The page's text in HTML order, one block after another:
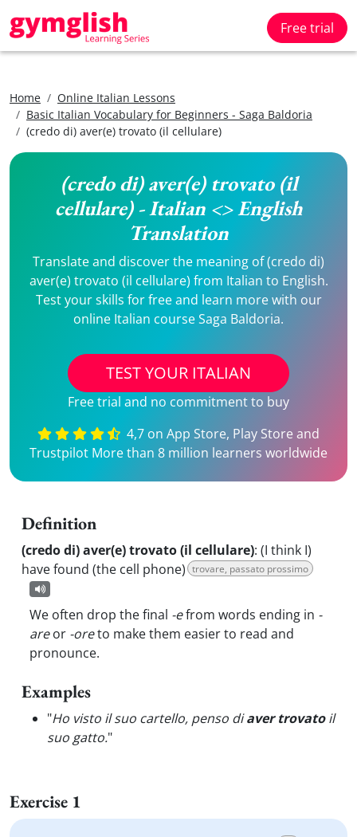
Free trial
Home
Online Italian Lessons
Basic Italian Vocabulary for Beginners - Saga Baldoria
(credo di) aver(e) trovato (il cellulare)
(credo di) aver(e) trovato (il
cellulare) - Italian <> English
Translation
Translate and discover the meaning of (credo di)
aver(e) trovato (il cellulare) from Italian to English.
Test your skills for free and learn more with our
online Italian course Saga Baldoria.
TEST YOUR ITALIAN
Free trial and no commitment to buy
4,7 on App Store, Play Store and
Trustpilot More than 8 million learners worldwide
Definition
(credo di) aver(e) trovato (il cellulare): (I think I)
have found (the cell phone) trovare, passato prossimo
We often drop the final -efrom words ending in -
areor -oreto make them easier to read and
pronounce.
Examples
"Ho visto il suo cartello, penso diaver trovatoil
suo gatto."
Exercise 1